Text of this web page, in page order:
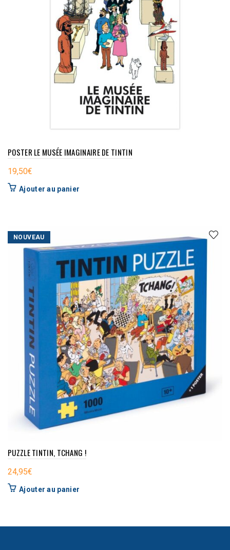
POSTER LE MUSÉE IMAGINAIRE DE TINTIN
19,50€
Ajouter au panier
NOUVEAU
PUZZLE TINTIN, TCHANG !
24,95€
Ajouter au panier